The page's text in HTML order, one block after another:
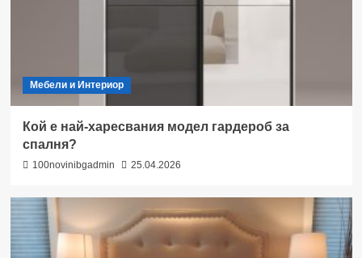
Мебели и Интериор
Кой е най-харесвания модел гардероб за
спалня?
100novinibgadmin 25.04.2026